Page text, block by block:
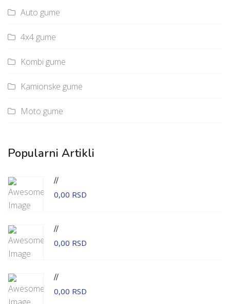
Auto gume
4x4 gume
Kombi gume
Kamionske gume
Moto gume
Popularni Artikli
//
0,00 RSD
//
0,00 RSD
//
0,00 RSD